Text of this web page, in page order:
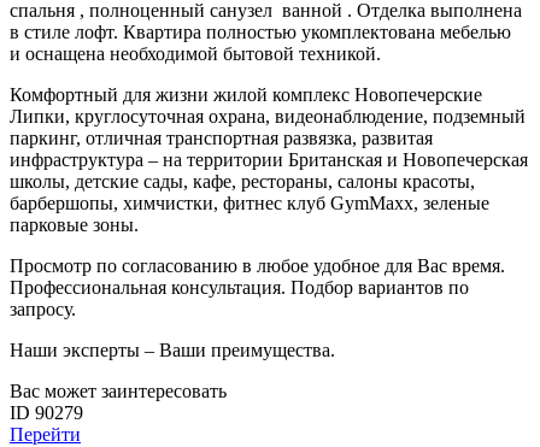
спальня , полноценный санузел ванной . Отделка выполнена
в стиле лофт. Квартира полностью укомплектована мебелью
и оснащена необходимой бытовой техникой.
Комфортный для жизни жилой комплекс Новопечерские
Липки, круглосуточная охрана, видеонаблюдение, подземный
паркинг, отличная транспортная развязка, развитая
инфраструктура – на территории Британская и Новопечерская
школы, детские сады, кафе, рестораны, салоны красоты,
барбершопы, химчистки, фитнес клуб GymMaxx, зеленые
парковые зоны.
Просмотр по согласованию в любое удобное для Вас время.
Профессиональная консультация. Подбор вариантов по
запросу.
Наши эксперты – Ваши преимущества.
Вас может заинтересовать
ID 90279
Перейти